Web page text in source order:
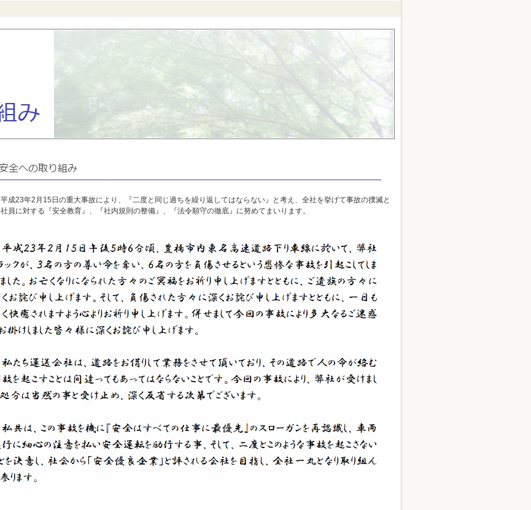
平成23年2月15日の重大事故により、『二度と同じ過ちを繰り返してはならない』と考え、全社を挙げて事故の撲滅と
社員に対する『安全教育』、『社内規則の整備』、『法令順守の徹底』に努めてまいります。